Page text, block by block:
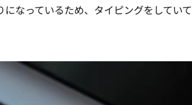
なっているため、タイピングをしてい